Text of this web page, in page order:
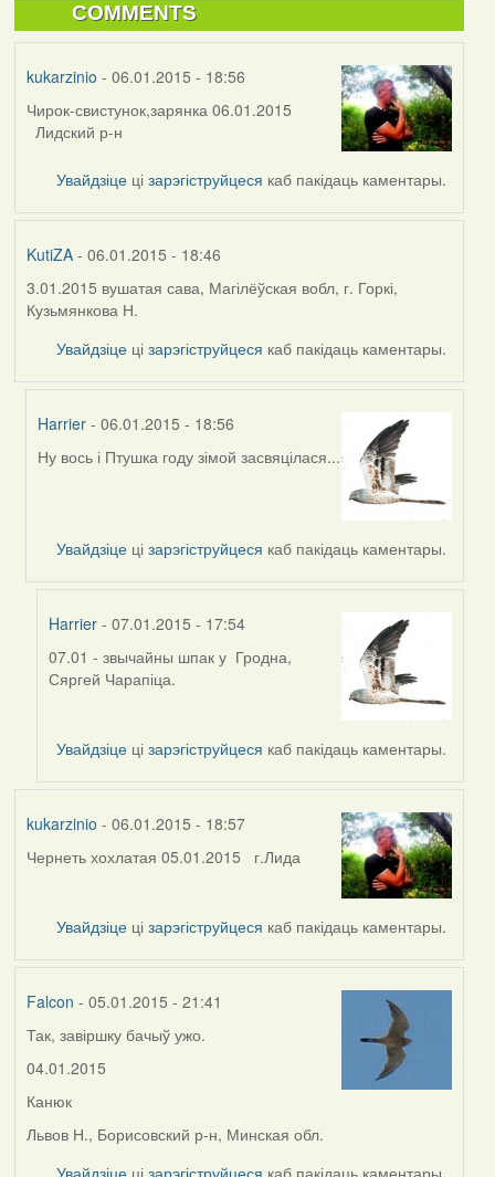
COMMENTS
kukarzinio - 06.01.2015 - 18:56
Чирок-свистунок,зарянка 06.01.2015
Лидский р-н
Увайдзіце цізарэгіструйцеся каб пакідаць каментары.
KutiZA- 06.01.2015 - 18:46
3.01.2015 вушатая сава, Магілёўская вобл, г. Горкі,
Кузьмянкова Н.
Увайдзіце цізарэгіструйцеся каб пакідаць каментары.
Harrier - 06.01.2015 - 18:56
In
KutiZA
Ну вось і Птушка году зімой засвяцілася...
Увайдзіце цізарэгіструйцеся каб пакідаць каментары.
Harrier - 07.01.2015 - 17:54
In
reply
Harrier
07.01 - звычайны шпак у Гродна,
Сяргей Чарапіца.
Увайдзіце цізарэгіструйцеся каб пакідаць каментары.
kukarzinio - 06.01.2015 - 18:57
Чернеть хохлатая 05.01.2015 г.Лида
Увайдзіце цізарэгіструйцеся каб пакідаць каментары.
Falcon - 05.01.2015 - 21:41
Так, завіршку бачыў ужо.
04.01.2015
Канюк
Львов Н., Борисовский р-н, Минская обл.
Увайдзіце цізарэгіструйцеся каб пакідаць каментары.